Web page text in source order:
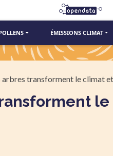
ÉMISSIONS CLIMAT
transforment le climat et